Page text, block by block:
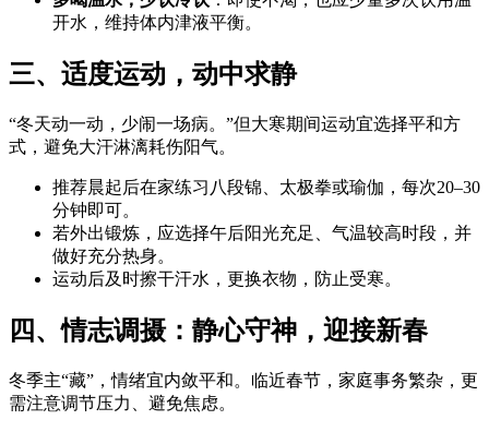
开水，维持体内津液平衡。
三、适度运动，动中求静
“冬天动一动，少闹一场病。”但大寒期间运动宜选择平和方
式，避免大汗淋漓耗伤阳气。
推荐晨起后在家练习八段锦、太极拳或瑜伽，每次20–30
分钟即可。
若外出锻炼，应选择午后阳光充足、气温较高时段，并
做好充分热身。
运动后及时擦干汗水，更换衣物，防止受寒。
四、情志调摄：静心守神，迎接新春
冬季主“藏”，情绪宜内敛平和。临近春节，家庭事务繁杂，更
需注意调节压力、避免焦虑。